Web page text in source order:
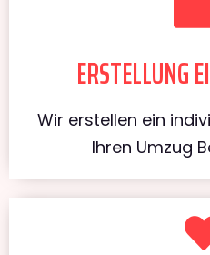
ERSTELLUNG
Wir erstellen ein
Ihren Umzug